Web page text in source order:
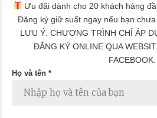
Ưu đãi dành cho 20 khách hàng
Đăng ký giữ suất ngay nếu bạn
LƯU Ý: CHƯƠNG TRÌNH CHỈ ÁP
ĐĂNG KÝ ONLINE QUA
FACEBOOK.
Họ và tên *